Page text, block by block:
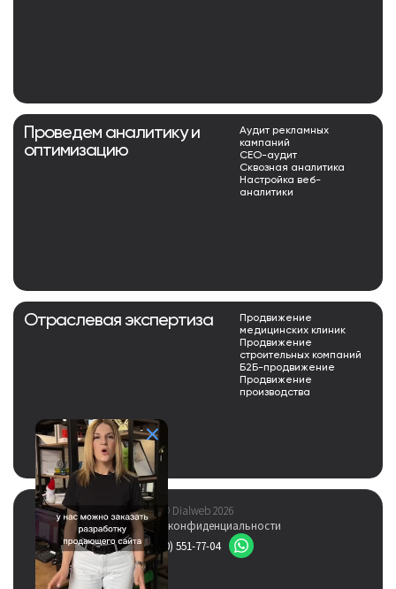
Проведем аналитику и
оптимизацию
Аудит рекламных
кампаний
СЕО-аудит
Сквозная аналитика
Настройка веб-
аналитики
Отраслевая экспертиза
Продвижение
медицинских клиник
Продвижение
строительных компаний
Б2Б-продвижение
Продвижение
производства
© Dialweb 2026
Политика конфиденциальности
8 (800) 551-77-04